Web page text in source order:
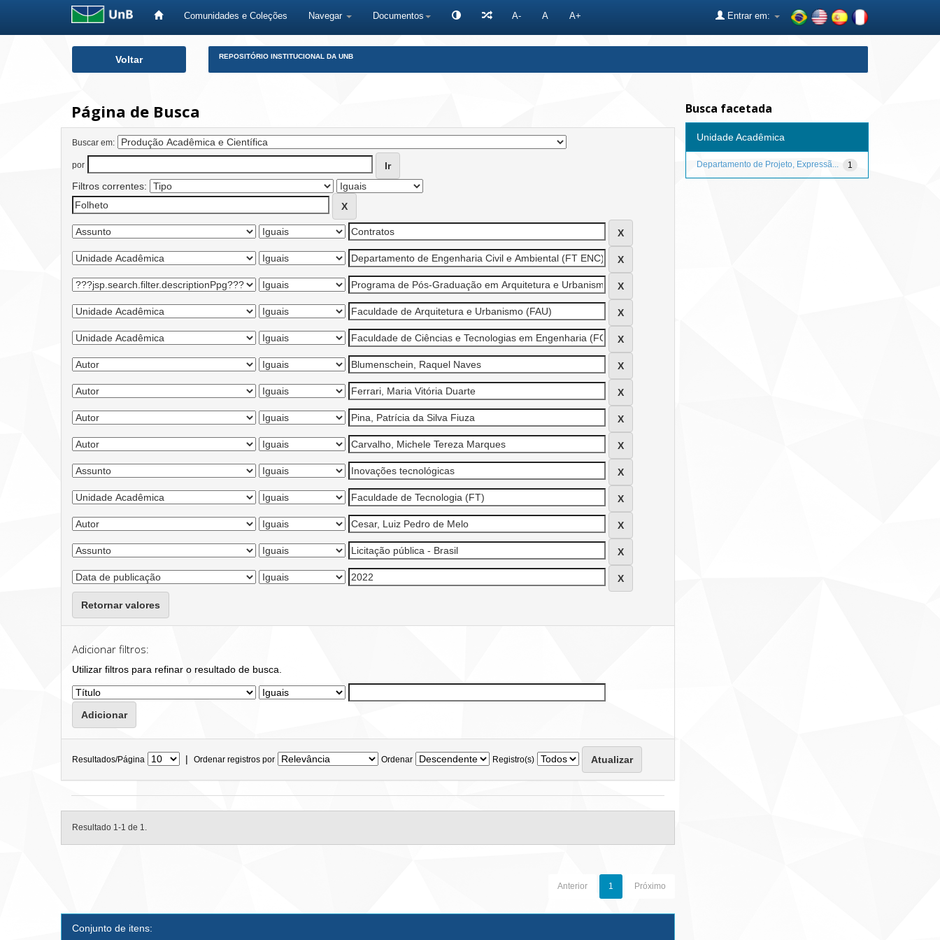
Comunidades e Coleções Navegar Documentos A- A A+ Entrar em:
Voltar REPOSITÓRIO INSTITUCIONAL DA UNB
Página de Busca
Buscar em:
por
Filtros correntes:
Retornar valores
Adicionar filtros:
Utilizar filtros para refinar o resultado de busca.
Resultados/Página | Ordenar registros por Ordenar Registro(s)
Resultado 1-1 de 1.
Anterior 1 Próximo
Conjunto de itens:
Busca facetada
Unidade Acadêmica
1
Departamento de Projeto, Expressã...